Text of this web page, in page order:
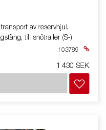
av reservhjul.
till snötrailer (S-)
103789
1 430 SEK